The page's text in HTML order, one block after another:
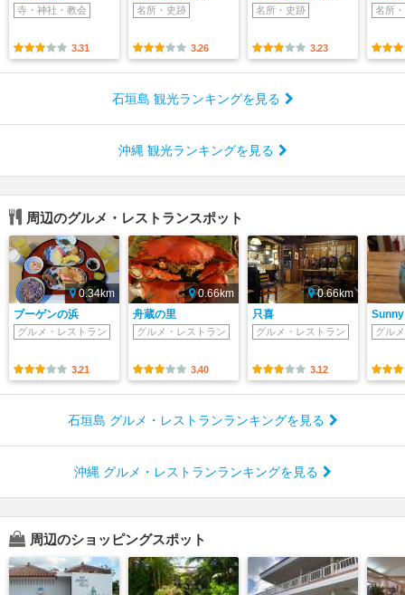
寺・神社・教会
3.31
名所・史跡
3.26
名所・史跡
3.23
名所
石垣島 観光ランキングを見る
沖縄 観光ランキングを見る
周辺のグルメ・レストランスポット
0.34km
ブーゲンの浜
グルメ・レストラン
3.21
0.66km
舟蔵の里
グルメ・レストラン
3.40
0.66km
只喜
グルメ・レストラン
3.12
グル
石垣島 グルメ・レストランランキングを見る
沖縄 グルメ・レストランランキングを見る
周辺のショッピングスポット